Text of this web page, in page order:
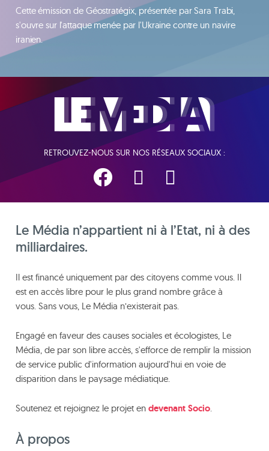
Cette émission de Géostratégix, présentée par Sara Trabi,
s'ouvre sur l'attaque menée par l'Ukraine contre un navire
iranien.
RETROUVEZ-NOUS SUR NOS RÉSEAUX SOCIAUX :
Le Média n’appartient ni à l’Etat, ni à des
milliardaires.
Il est financé uniquement par des citoyens comme vous. Il
est en accès libre pour le plus grand nombre grâce à
vous. Sans vous, Le Média n’existerait pas.
Engagé en faveur des causes sociales et écologistes, Le
Média, de par son libre accès, s'efforce de remplir la mission
de service public d'information aujourd'hui en voie de
disparition dans le paysage médiatique.
Soutenez et rejoignez le projet en devenant Socio.
À propos